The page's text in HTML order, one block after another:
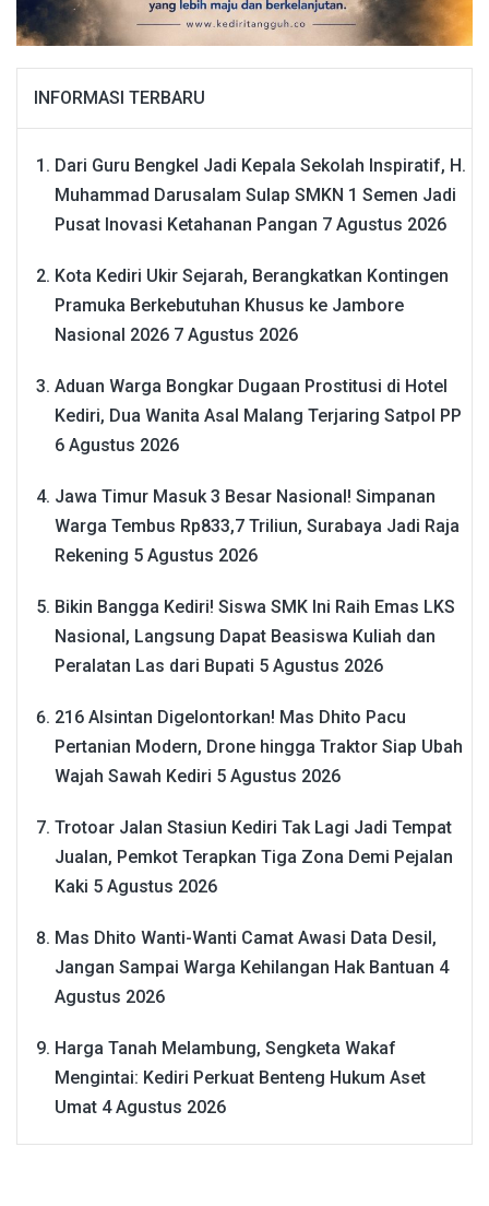
INFORMASI TERBARU
Dari Guru Bengkel Jadi Kepala Sekolah Inspiratif, H.
Muhammad Darusalam Sulap SMKN 1 Semen Jadi
Pusat Inovasi Ketahanan Pangan 7 Agustus 2026
Kota Kediri Ukir Sejarah, Berangkatkan Kontingen
Pramuka Berkebutuhan Khusus ke Jambore
Nasional 2026 7 Agustus 2026
Aduan Warga Bongkar Dugaan Prostitusi di Hotel
Kediri, Dua Wanita Asal Malang Terjaring Satpol PP
6 Agustus 2026
Jawa Timur Masuk 3 Besar Nasional! Simpanan
Warga Tembus Rp833,7 Triliun, Surabaya Jadi Raja
Rekening 5 Agustus 2026
Bikin Bangga Kediri! Siswa SMK Ini Raih Emas LKS
Nasional, Langsung Dapat Beasiswa Kuliah dan
Peralatan Las dari Bupati 5 Agustus 2026
216 Alsintan Digelontorkan! Mas Dhito Pacu
Pertanian Modern, Drone hingga Traktor Siap Ubah
Wajah Sawah Kediri 5 Agustus 2026
Trotoar Jalan Stasiun Kediri Tak Lagi Jadi Tempat
Jualan, Pemkot Terapkan Tiga Zona Demi Pejalan
Kaki 5 Agustus 2026
Mas Dhito Wanti-Wanti Camat Awasi Data Desil,
Jangan Sampai Warga Kehilangan Hak Bantuan 4
Agustus 2026
Harga Tanah Melambung, Sengketa Wakaf
Mengintai: Kediri Perkuat Benteng Hukum Aset
Umat 4 Agustus 2026